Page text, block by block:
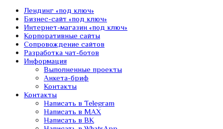
Лендинг «под ключ»
Бизнес-сайт «под ключ»
Интернет-магазин «под ключ»
Корпоративные сайты
Сопровождение сайтов
Разработка чат-ботов
Информация
Выполненные проекты
Анкета-бриф
Контакты
Контакты
Написать в Telegram
Написать в MAX
Написать в ВК